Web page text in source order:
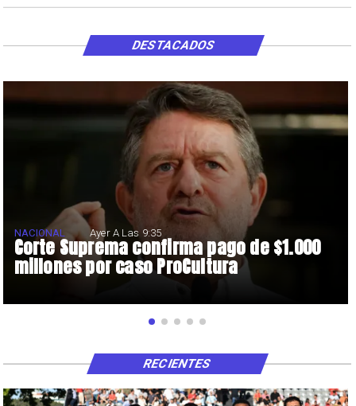
Corte Suprema confirma pago de $1.000
millones por caso ProCultura
NACIONAL Ayer A Las 9:35
DESTACADOS
RECIENTES